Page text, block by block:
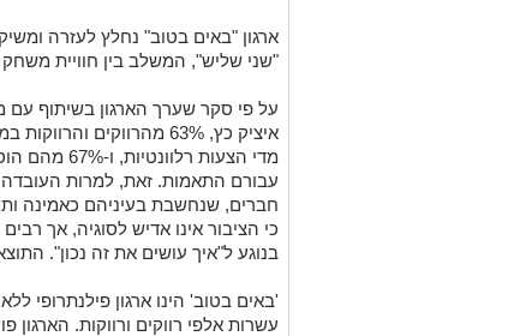
ארגון "באים בטוב" נחלץ לעזרה
"שני שליש", המשלב בין חוויית משחק
על פי סקר שערך הארגון בשיתוף
איציק כץ, 63% מהרווקים
מדי הצעות
חברים, שנחשבת בעיניהם כאמינה
כי הציבור אינו אדיש לסוגיה, אך
בנוגע ל"איך עושים את זה נכון".
'באים בטוב' הינו ארגון פילנתרופי
עשרות אלפי רווקים ורווקות. הארגון